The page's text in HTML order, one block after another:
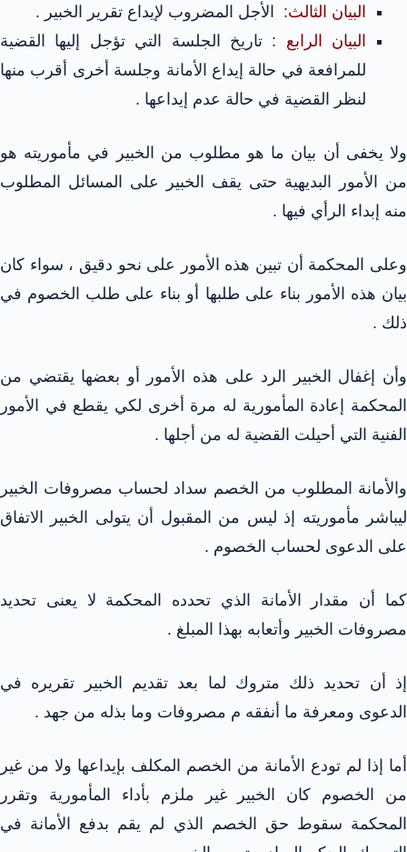
البيان الثالث: الأجل المضروب لإيداع تقرير الخبير .
البيان الرابع : تاريخ الجلسة التي تؤجل إليها القضية
للمرافعة في حالة إيداع الأمانة وجلسة أخرى أقرب منها
لنظر القضية في حالة عدم إيداعها .
ولا يخفى أن بيان ما هو مطلوب من الخبير في مأموريته هو
من الأمور البديهية حتى يقف الخبير على المسائل المطلوب
منه إبداء الرأي فيها .
وعلى المحكمة أن تبين هذه الأمور على نحو دقيق ، سواء كان
بيان هذه الأمور بناء على طلبها أو بناء على طلب الخصوم في
ذلك .
وأن إغفال الخبير الرد على هذه الأمور أو بعضها يقتضي من
المحكمة إعادة المأمورية له مرة أخرى لكي يقطع في الأمور
الفنية التي أحيلت القضية له من أجلها .
والأمانة المطلوب من الخصم سداد لحساب مصروفات الخبير
ليباشر مأموريته إذ ليس من المقبول أن يتولى الخبير الاتفاق
على الدعوى لحساب الخصوم .
كما أن مقدار الأمانة الذي تحدده المحكمة لا يعنى تحديد
مصروفات الخبير وأتعابه بهذا المبلغ .
إذ أن تحديد ذلك متروك لما بعد تقديم الخبير تقريره في
الدعوى ومعرفة ما أنفقه م مصروفات وما بذله من جهد .
أما إذا لم تودع الأمانة من الخصم المكلف بإيداعها ولا من غير
من الخصوم كان الخبير غير ملزم بأداء المأمورية وتقرر
المحكمة سقوط حق الخصم الذي لم يقم بدفع الأمانة في